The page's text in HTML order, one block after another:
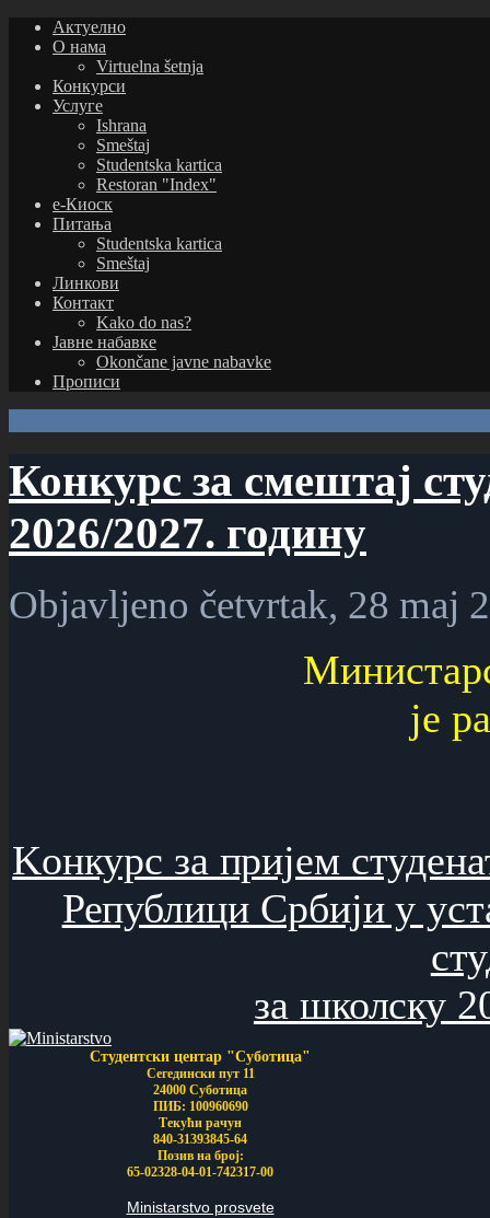
Актуелно
О нама
Virtuelna šetnja
Конкурси
Услуге
Ishrana
Smeštaj
Studentska kartica
Restoran "Index"
е-Киоск
Питања
Studentska kartica
Smeštaj
Линкови
Контакт
Kako do nas?
Јавне набавке
Okončane javne nabavke
Прописи
Конкурс за смештај
2026/2027. годину
Objavljeno četvrtak, 28 maj
је
Kонкурс за пријем
Републици Србији у
за школску
Студентски центар "Суботица"
Сегедински пут 11
24000 Суботица
ПИБ: 100960690
Текући рачун
840-31393845-64
Позив на број:
65-02328-04-01-742317-00
Ministarstvo prosvete